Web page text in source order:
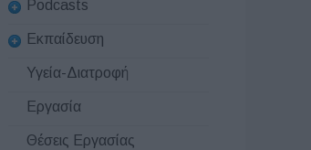
Podcasts
Εκπαίδευση
Υγεία-Διατροφή
Εργασία
Θέσεις Εργασίας